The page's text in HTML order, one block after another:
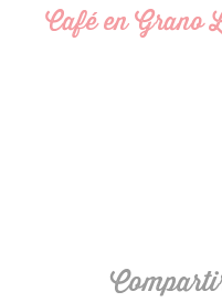
Café en Grano